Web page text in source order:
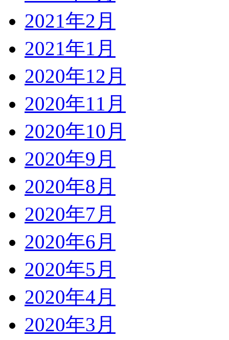
2021年2月
2021年1月
2020年12月
2020年11月
2020年10月
2020年9月
2020年8月
2020年7月
2020年6月
2020年5月
2020年4月
2020年3月